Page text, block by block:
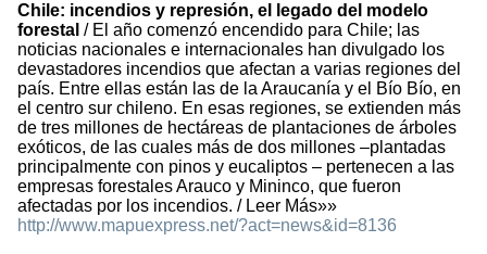
Chile: incendios y represión, el legado del modelo
forestal / El año comenzó encendido para Chile; las
noticias nacionales e internacionales han divulgado los
devastadores incendios que afectan a varias regiones del
país. Entre ellas están las de la Araucanía y el Bío Bío, en
el centro sur chileno. En esas regiones, se extienden más
de tres millones de hectáreas de plantaciones de árboles
exóticos, de las cuales más de dos millones –plantadas
principalmente con pinos y eucaliptos – pertenecen a las
empresas forestales Arauco y Mininco, que fueron
afectadas por los incendios. / Leer Más»»
http://www.mapuexpress.net/?act=news&id=8136